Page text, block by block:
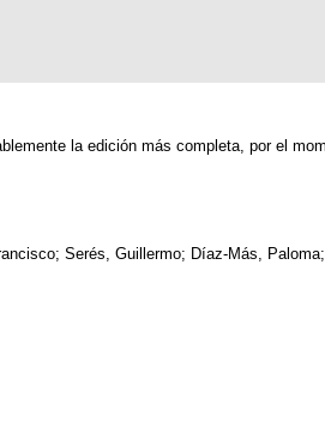
la edición más completa, por el
Serés, Guillermo; Díaz-Más,